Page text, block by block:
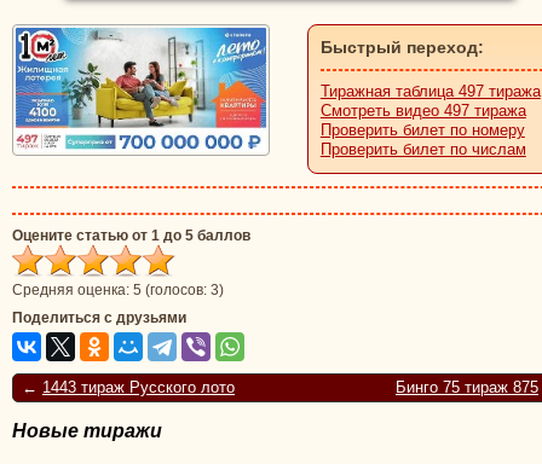
Быстрый переход:
Тиражная таблица 497 тиража
Смотреть видео 497 тиража
Проверить билет по номеру
Проверить билет по числам
Оцените статью от 1 до 5 баллов
Средняя оценка: 5 (голосов: 3)
Поделиться с друзьями
← 1443 тираж Русского лото Бинго 75 тираж 875
Новые тиражи